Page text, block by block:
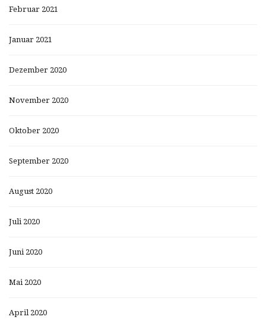
Februar 2021
Januar 2021
Dezember 2020
November 2020
Oktober 2020
September 2020
August 2020
Juli 2020
Juni 2020
Mai 2020
April 2020